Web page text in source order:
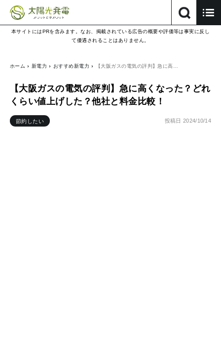
本サイトにはPRを含みます。なお、掲載されている広告の概要や評価等は事実に反し
て優遇されることはありません。
ホーム 新電力 おすすめ新電力 【大阪ガスの電気の評判】急に高…
【大阪ガスの電気の評判】急に高くなった？どれ
くらい値上げした？他社と料金比較！
節約したい 投稿日 2024/10/14